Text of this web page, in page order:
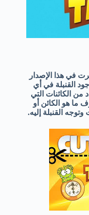
في هذا الإصدار
القنبلة في أي
الكائنات التي
ما هو الكائن أو
القنبلة إليه.